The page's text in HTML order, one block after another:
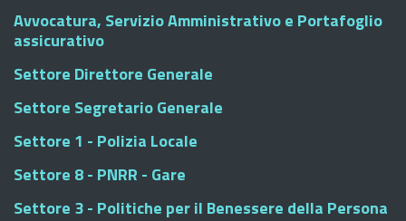
Avvocatura, Servizio Amministrativo e Portafoglio
assicurativo
Settore Direttore Generale
Settore Segretario Generale
Settore 1 - Polizia Locale
Settore 8 - PNRR - Gare
Settore 3 - Politiche per il Benessere della Persona